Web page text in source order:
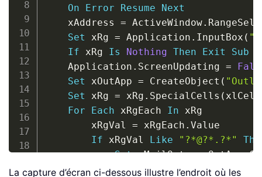
On
Error Resume
Next
    xAddress
= ActiveWindow.
Set xRg = Application . InputBox (
If xRg Is Nothing Then Exit
Sub
    Application
. ScreenUpdating =
Set xOutApp = CreateObject (
Set xRg = xRg . SpecialCells (
For
Each xRgEach In xRg
        xRgVal
= xRgEach . Value
If xRgVal Like "?*@?*.?*"
Set xMailOut = xOutApp.
With xMailOut
La capture d’écran ci-dessous illustre l’endroit où les